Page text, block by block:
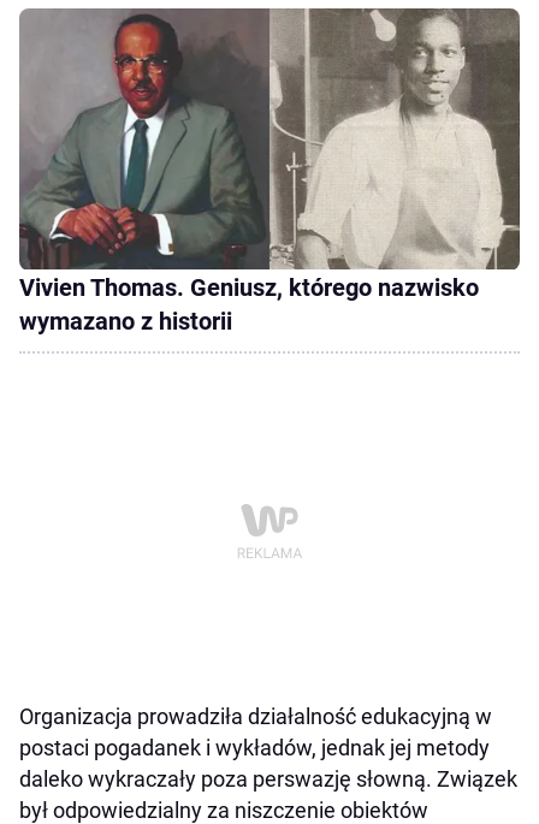
Vivien Thomas. Geniusz, którego nazwisko
wymazano z historii
Organizacja prowadziła działalność edukacyjną w
postaci pogadanek i wykładów, jednak jej metody
daleko wykraczały poza perswazję słowną. Związek
był odpowiedzialny za niszczenie obiektów